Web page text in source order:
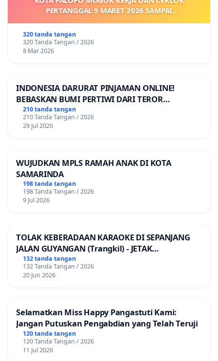
PERTANGGAL 9 MARET 2026 SAMPAI
KEJELASAN SUMBER GAJI POKOK
320 tanda tangan
320 Tanda Tangan / 2026
8 Mar 2026
INDONESIA DARURAT PINJAMAN ONLINE!
BEBASKAN BUMI PERTIWI DARI TEROR
PINJAMAN ONLINE! TUTUP PINJOL!
210 tanda tangan
210 Tanda Tangan / 2026
29 Jul 2026
WUJUDKAN MPLS RAMAH ANAK DI KOTA
SAMARINDA
198 tanda tangan
198 Tanda Tangan / 2026
9 Jul 2026
TOLAK KEBERADAAN KARAOKE DI SEPANJANG
JALAN GUYANGAN (Trangkil) - JETAK
(Wedarijaksa) Kab. PATI
132 tanda tangan
132 Tanda Tangan / 2026
20 Jun 2026
Selamatkan Miss Happy Pangastuti Kami:
Jangan Putuskan Pengabdian yang Telah Teruji
120 tanda tangan
120 Tanda Tangan / 2026
11 Jul 2026